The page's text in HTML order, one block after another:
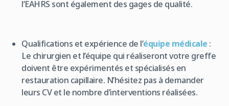
l’EAHRS sont également des gages de qualité.
Qualifications et expérience de l’équipe médicale :
Le chirurgien et l’équipe qui réaliseront votre greffe
doivent être expérimentés et spécialisés en
restauration capillaire. N’hésitez pas à demander
leurs CV et le nombre d’interventions réalisées.